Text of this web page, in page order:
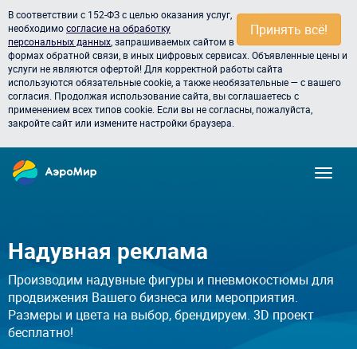
Принять всё!
В соответствии с 152-ФЗ с целью оказания услуг,
необходимосогласие на обработку
персональных данных , запрашиваемых сайтом в
формах обратной связи, в иных цифровых сервисах. Объявленные цены и
услуги не являются офертой! Для корректной работы сайта
используются обязательные cookie, а также необязательные — с вашего
согласия. Продолжая использование сайта, вы соглашаетесь с
применением всех типов cookie. Если вы не согласны, пожалуйста,
закройте сайт или измените настройки браузера.
Надувная реклама
Производим надувные фигуры и пневмокостюмы для
продвижения Вашего бизнеса или мероприятия.
Размеры и цвета на выбор, брендируем. 3D проект
бесплатно!